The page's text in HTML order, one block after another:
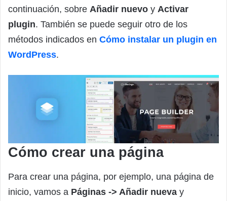
continuación, sobre Añadir nuevo y Activar
plugin. También se puede seguir otro de los
métodos indicados en Cómo instalar un plugin en
WordPress.
Cómo crear una página
Para crear una página, por ejemplo, una página de
inicio, vamos a Páginas -> Añadir nueva y